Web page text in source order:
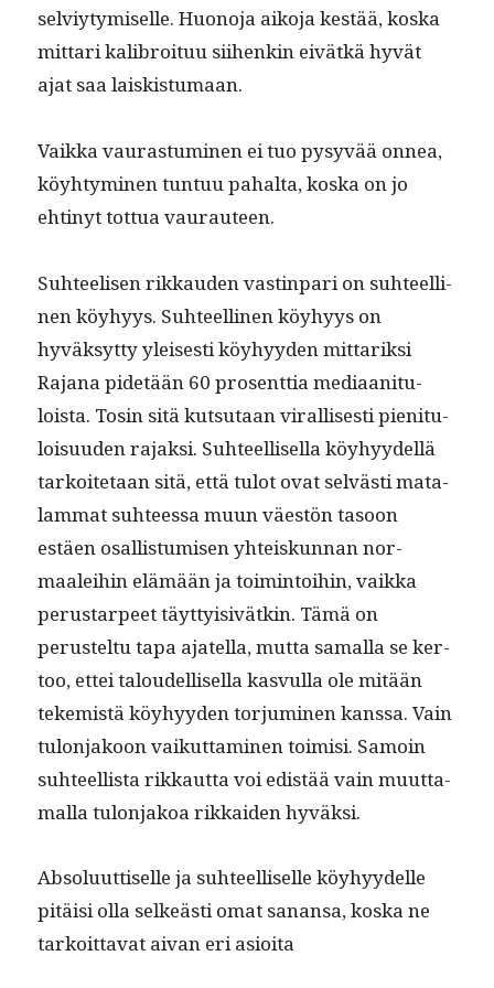
selviy­tymiselle. Huono­ja aiko­ja kestää, kos­ka
mit­tari kali­broituu siihenkin eivätkä hyvät
ajat saa laiskistumaan.
Vaik­ka vauras­tu­mi­nen ei tuo pysyvää onnea,
köy­htymi­nen tun­tuu pahal­ta, kos­ka on jo
ehtinyt tot­tua vaurauteen.
Suh­teelisen rikkau­den vastin­pari on suh­teelli­
nen köy­hyys. Suh­teelli­nen köy­hyys on
hyväksyt­ty yleis­es­ti köy­hyy­den mit­tarik­si
Rajana pide­tään 60 pros­ent­tia medi­aan­i­t­u­
loista. Tosin sitä kut­su­taan viral­lis­es­ti pien­i­t­u­
loisu­u­den rajak­si. Suh­teel­lisel­la köy­hyy­del­lä
tarkoite­taan sitä, että tulot ovat selvästi mata­
lam­mat suh­teessa muun väestön tasoon
estäen osal­lis­tu­misen yhteiskun­nan nor­
maalei­hin elämään ja toim­intoi­hin, vaik­ka
perus­tarpeet täyt­ty­i­sivätkin. Tämä on
perustel­tu tapa ajatel­la, mut­ta samal­la se ker­
too, ettei taloudel­lisel­la kasvul­la ole mitään
tekemistä köy­hyy­den tor­ju­mi­nen kanssa. Vain
tulon­jakoon vaikut­ta­mi­nen toimisi. Samoin
suh­teel­lista rikkaut­ta voi edis­tää vain muut­ta­
mal­la tulon­jakoa rikkaiden hyväksi.
Absolu­ut­tiselle ja suh­teel­liselle köy­hyy­delle
pitäisi olla selkeästi omat sanansa, kos­ka ne
tarkoit­ta­vat aivan eri asioita